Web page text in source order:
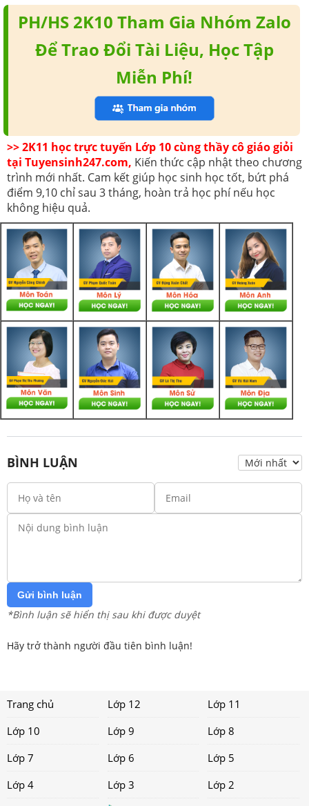
PH/HS 2K10 Tham Gia Nhóm Zalo
Để Trao Đổi Tài Liệu, Học Tập
Miễn Phí!
>> 2K11 học trực tuyến Lớp 10 cùng thầy cô giáo giỏi
tại Tuyensinh247.com, Kiến thức cập nhật theo chương
trình mới nhất. Cam kết giúp học sinh học tốt, bứt phá
điểm 9,10 chỉ sau 3 tháng, hoàn trả học phí nếu học
không hiệu quả.
BÌNH LUẬN
Gửi bình luận
*Bình luận sẽ hiển thị sau khi được duyệt
Hãy trở thành người đầu tiên bình luận!
Trang chủ Lớp 12
Lớp 11
Lớp 10
Lớp 9
Lớp 8
Lớp 7
Lớp 6
Lớp 5
Lớp 4
Lớp 3
Lớp 2